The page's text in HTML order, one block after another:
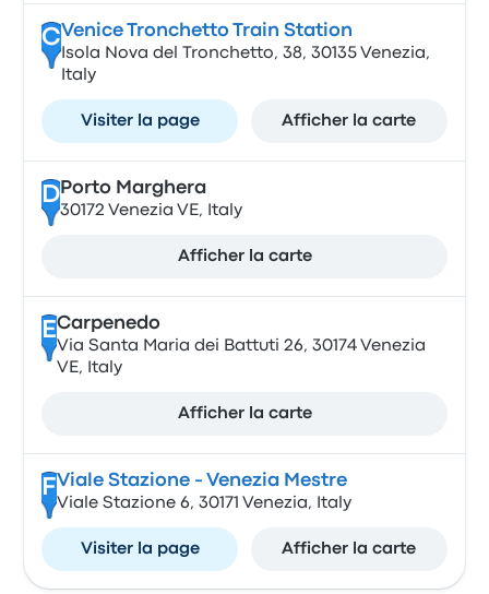
CVenice Tronchetto Train Station
Isola Nova del Tronchetto, 38, 30135 Venezia,
Italy
Visiter la page Afficher la carte
DPorto Marghera
30172 Venezia VE, Italy
Afficher la carte
ECarpenedo
Via Santa Maria dei Battuti 26, 30174 Venezia
VE, Italy
Afficher la carte
F Viale Stazione - Venezia Mestre
Viale Stazione 6, 30171 Venezia, Italy
Visiter la page Afficher la carte